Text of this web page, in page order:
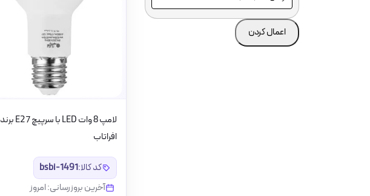
اعمال کردن
لامپ 8 وات LED با سرپیچ E27 برند
افراتاب
کد کالا:bsbi-1491
آخرین بروزرسانی: امروز